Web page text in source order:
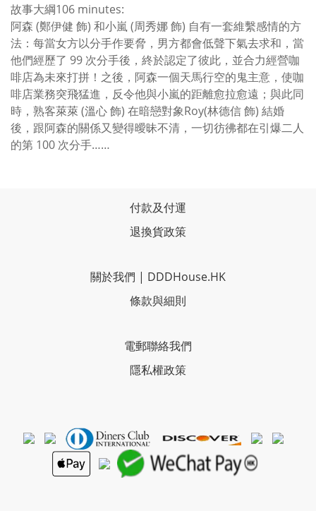
故事大綱106 minutes:
阿森 (鄭伊健 飾) 和小嵐 (周秀娜 飾) 自有一套維繫感情的方
法：每當女方以分手作要脅，男方都會低聲下氣去求和，當
他們經歷了 99 次分手後，終於認定了彼此，並合力經營咖
啡店為未來打拼！之後，阿森一個天馬行空的鬼主意，使咖
啡店業務突飛猛進，反令他與小嵐的距離愈拉愈遠；與此同
時，熟客萊萊 (溫心 飾) 在暗戀對象Roy(林德信 飾) 結婚
後，跟阿森的關係又變得曖昧不清，一切彷彿都在引爆二人
的第 100 次分手……
付款及付運
退換貨政策
關於我們 | DDDHouse.HK
條款與細則
電郵聯絡我們
隱私權政策